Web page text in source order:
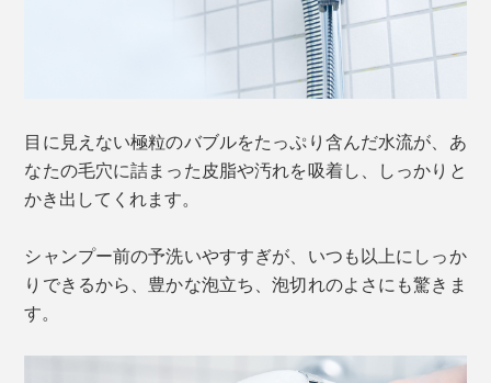
目に見えない極粒のバブルをたっぷり含んだ水流が、あ
なたの毛穴に詰まった皮脂や汚れを吸着し、しっかりと
かき出してくれます。
シャンプー前の予洗いやすすぎが、いつも以上にしっか
りできるから、豊かな泡立ち、泡切れのよさにも驚きま
す。